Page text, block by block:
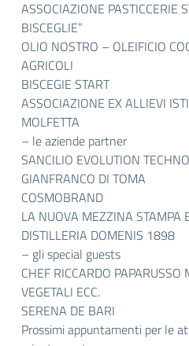
ASSOCIAZIONE PASTICCERIE
BISCEGLIE”
OLIO NOSTRO – OLEIFICIO
AGRICOLI
BISCEGIE START
ASSOCIAZIONE EX ALLIEVI
MOLFETTA
– le aziende partner
SANCILIO EVOLUTION
GIANFRANCO DI TOMA
COSMOBRAND
LA NUOVA MEZZINA STAMPA
DISTILLERIA DOMENIS 1898
– gli special guests
CHEF RICCARDO
VEGETALI ECC.
SERENA DE BARI
Prossimi appuntamenti per le